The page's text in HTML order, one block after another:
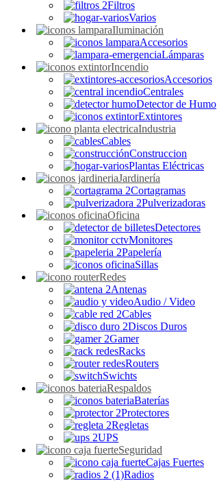
Filtros
Varios
Iluminación
Accesorios
Lámparas
Incendio
Accesorios
Centrales
Detector de Humo
Extintores
Industria
Cables
Construccion
Plantas Eléctricas
Jardinería
Cortagramas
Pulverizadoras
Oficina
Detectores
Monitores
Papelería
Sillas
Redes
Antenas
Audio / Video
Cables
Discos Duros
Gamer
Racks
Routers
Swichts
Respaldos
Baterías
Protectores
Regletas
UPS
Seguridad
Cajas Fuertes
Radios